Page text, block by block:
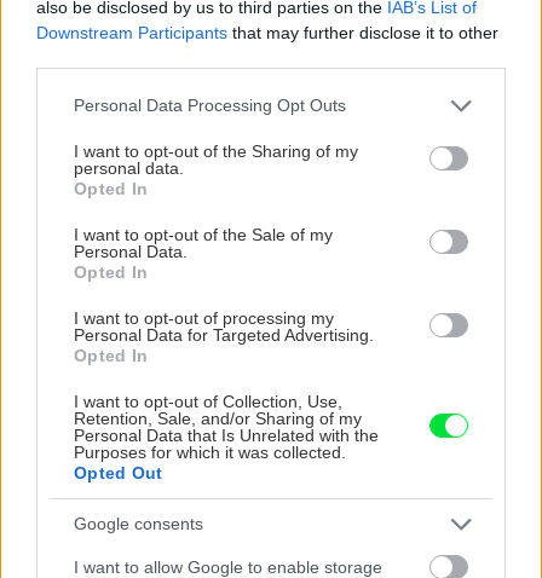
also be disclosed by us to third parties on the IAB’s List of
Downstream Participants that may further disclose it to other
Please note that this website/app uses one or more Google
not limited to your visit or usage behaviour. You may click to
grant or deny consent to Google and its third-party tags to
use your data for below specified purposes in below Google
consent section.
Personal Data Processing Opt Outs
I want to opt-out of the Sharing of my
personal data.
Opted In
I want to opt-out of the Sale of my
Personal Data.
Opted In
I want to opt-out of processing my
Personal Data for Targeted Advertising.
Opted In
I want to opt-out of Collection, Use,
Retention, Sale, and/or Sharing of my
Personal Data that Is Unrelated with the
Purposes for which it was collected.
Opted Out
Google consents
I want to allow Google to enable storage
CHALUPA
Na Morave prerobila
nepoznanie: Keď
vojdete dnu, zabudnete,
že nie ste v Toskánsku
S motorovou pílou sa
Slovák sa nebál a v
Čičmanoch si postavil
montovaný domček v